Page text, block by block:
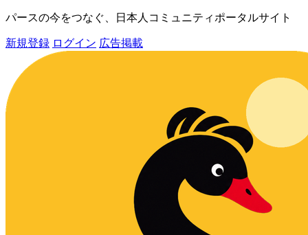
パースの今をつなぐ、日本人コミュニティポータルサイト
新規登録 ログイン 広告掲載